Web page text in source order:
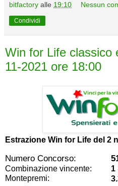
bitfactory alle 19:10 Nessun
Condividi
Win for Life classico
11-2021 ore 18:00
Estrazione Win for Life del 2
Numero Concorso:
Combinazione vincente:
1
Montepremi: